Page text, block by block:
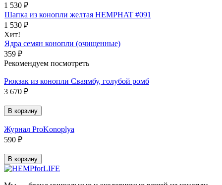
1 530 ₽
Шапка из конопли желтая HEMPHAT #091
1 530 ₽
Хит!
Ядра семян конопли (очищенные)
359 ₽
Рекомендуем посмотреть
Рюкзак из конопли Сваямбу, голубой ромб
3 670 ₽
В корзину
Журнал ProKonoplya
590 ₽
В корзину